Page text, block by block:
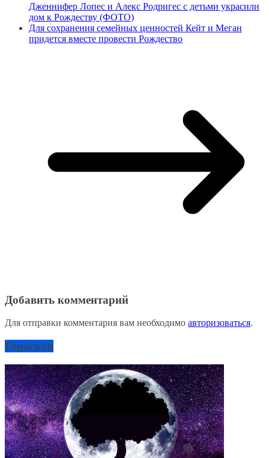
Дженнифер Лопес и Алекс Родригес с детьми украсили
дом к Рождеству (ФОТО)
Для сохранения семейных ценностей Кейт и Меган
придется вместе провести Рождество
Добавить комментарий
Для отправки комментария вам необходимо авторизоваться.
Гороскоп